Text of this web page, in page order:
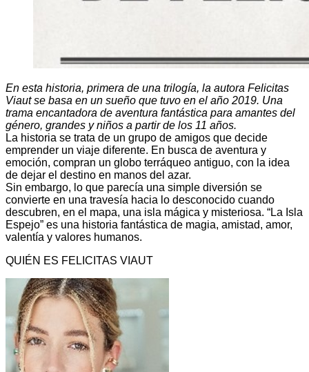
En esta historia, primera de una trilogía, la autora Felicitas
Viaut se basa en un sueño que tuvo en el año 2019. Una
trama encantadora de aventura fantástica para amantes del
género, grandes y niños a partir de los 11 años.
La historia se trata de un grupo de amigos que decide
emprender un viaje diferente. En busca de aventura y
emoción, compran un globo terráqueo antiguo, con la idea
de dejar el destino en manos del azar.
Sin embargo, lo que parecía una simple diversión se
convierte en una travesía hacia lo desconocido cuando
descubren, en el mapa, una isla mágica y misteriosa. “La Isla
Espejo” es una historia fantástica de magia, amistad, amor,
valentía y valores humanos.
QUIÉN ES FELICITAS VIAUT